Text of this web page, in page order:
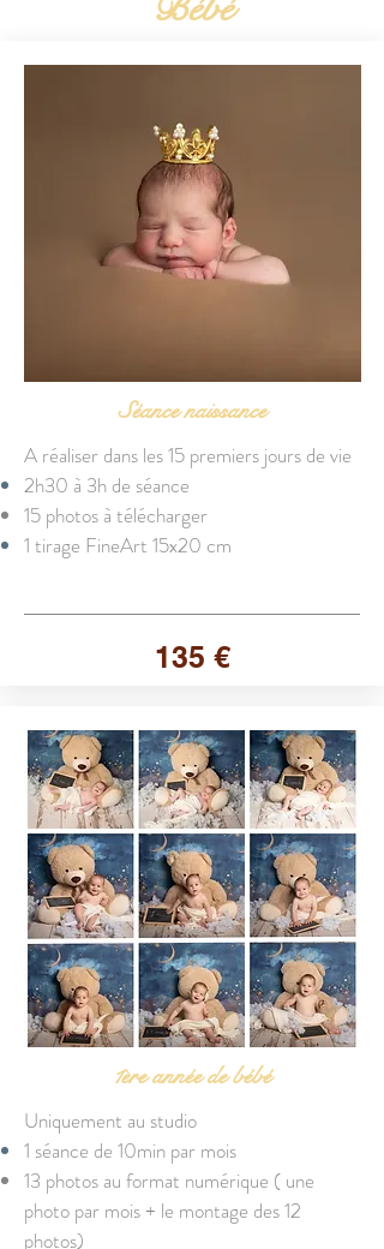
Séance naissance
A réaliser dans les 15 premiers jours de vie
2h30 à 3h de séance
15 photos à télécharger
1 tirage FineArt 15x20 cm
135 €
1ère année de bébé
Uniquement au studio
1 séance de 10min par mois
13 photos au format numérique ( une
photo par mois + le montage des 12
photos)